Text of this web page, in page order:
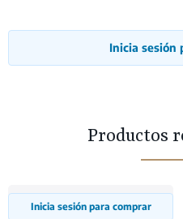
Inicia sesión
Productos
Inicia sesión para comprar